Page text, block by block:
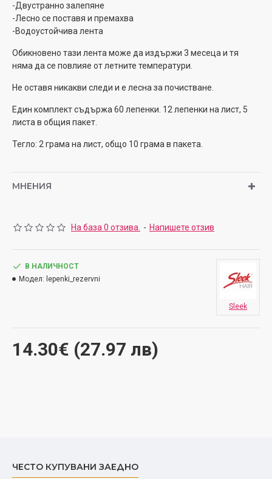
-Двустраннo залепяне
-Лесно се поставя и премахва
-Водоустойчивa лента
Обикновено тaзи лента може да издържи 3 месеца и тя
няма да се повлияе от летните температури.
Не оставя никакви следи и е лесна за почистване.
Един комплект съдържа 60 лепенки. 12 лепенки на лист, 5
листа в общия пакет.
Тегло: 2 грама на лист, общо 10 грама в пакета.
МНЕНИЯ
На база 0 отзива. - Напишете отзив
14.30€ (27.97 лв)
В НАЛИЧНОСТ
Модел: lepenki_rezervni
Sleek
ЧЕСТО КУПУВАНИ ЗАЕДНО